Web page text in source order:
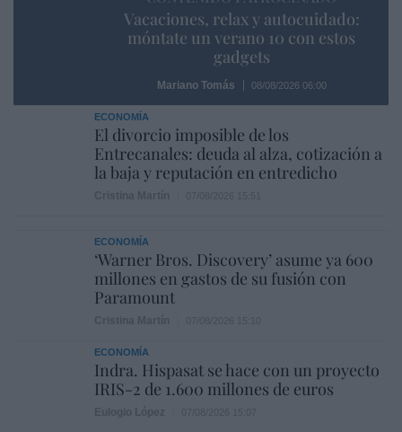
Vacaciones, relax y autocuidado:
móntate un verano 10 con estos
gadgets
Mariano Tomás 08/08/2026 06:00
ECONOMÍA
El divorcio imposible de los
Entrecanales: deuda al alza, cotización a
la baja y reputación en entredicho
ECONOMÍA
‘Warner Bros. Discovery’ asume ya 600
millones en gastos de su fusión con
Paramount
ECONOMÍA
Indra. Hispasat se hace con un proyecto
IRIS-2 de 1.600 millones de euros